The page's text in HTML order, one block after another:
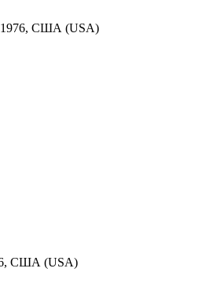
1976, США (USA)
США (USA)